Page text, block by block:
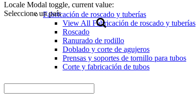
Locale Modal toggle, current value:
Seleccione un paísFabricación de roscado y tuberías
View All Fabricación de roscado y tuberías
Roscado
Ranurado de rodillo
Doblado y corte de agujeros
Prensas y soportes de tornillo para tubos
Corte y fabricación de tubos